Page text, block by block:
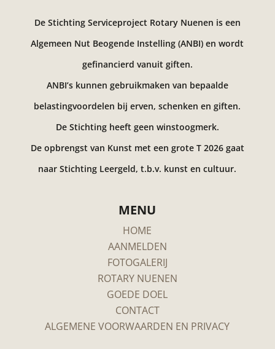
De Stichting Serviceproject Rotary Nuenen is een
Algemeen Nut Beogende Instelling (ANBI) en wordt
gefinancierd vanuit giften.
ANBI’s kunnen gebruikmaken van bepaalde
belastingvoordelen bij erven, schenken en giften.
De Stichting heeft geen winstoogmerk.
De opbrengst van Kunst met een grote T 2026 gaat
naar Stichting Leergeld, t.b.v. kunst en cultuur.
MENU
HOME
AANMELDEN
FOTOGALERIJ
ROTARY NUENEN
GOEDE DOEL
CONTACT
ALGEMENE VOORWAARDEN EN PRIVACY